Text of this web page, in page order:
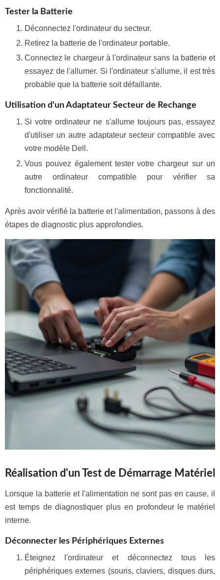
Tester la Batterie
Déconnectez l'ordinateur du secteur.
Retirez la batterie de l'ordinateur portable.
Connectez le chargeur à l'ordinateur sans la batterie et
essayez de l'allumer. Si l'ordinateur s'allume, il est très
probable que la batterie soit défaillante.
Utilisation d'un Adaptateur Secteur de Rechange
Si votre ordinateur ne s'allume toujours pas, essayez
d'utiliser un autre adaptateur secteur compatible avec
votre modèle Dell.
Vous pouvez également tester votre chargeur sur un
autre ordinateur compatible pour vérifier sa
fonctionnalité.
Après avoir vérifié la batterie et l'alimentation, passons à des
étapes de diagnostic plus approfondies.
Réalisation d'un Test de Démarrage Matériel
Lorsque la batterie et l'alimentation ne sont pas en cause, il
est temps de diagnostiquer plus en profondeur le matériel
interne.
Déconnecter les Périphériques Externes
Éteignez l'ordinateur et déconnectez tous les
périphériques externes (souris, claviers, disques durs,